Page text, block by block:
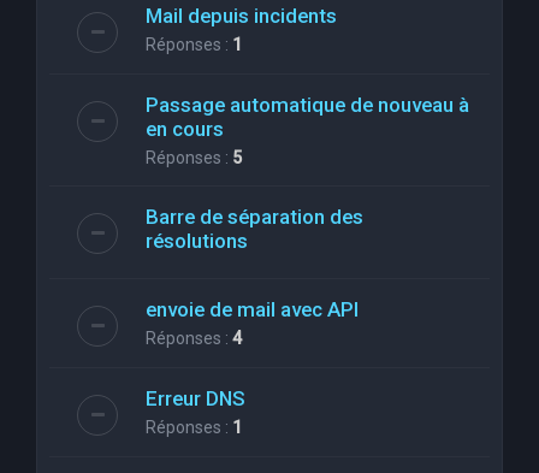
Mail depuis incidents
Réponses : 1
Passage automatique de nouveau à
en cours
Réponses : 5
Barre de séparation des
résolutions
envoie de mail avec API
Réponses : 4
Erreur DNS
Réponses : 1